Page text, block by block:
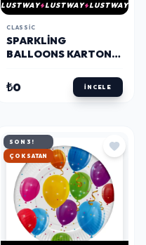
LUSTWAY LUSTWAY LUSTWAY
CLASSIC
SPARKLING
BALLOONS KARTON
₺0 İNCELE
SON 3!
ÇOK SATAN